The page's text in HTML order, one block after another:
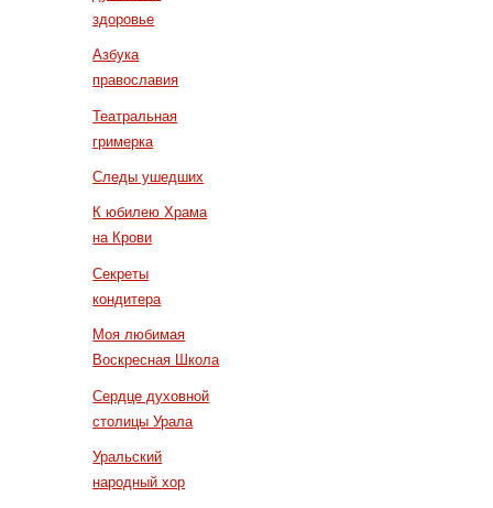
здоровье
Азбука
православия
Театральная
гримерка
Следы ушедших
К юбилею Храма
на Крови
Секреты
кондитера
Моя любимая
Воскресная Школа
Сердце духовной
столицы Урала
Уральский
народный хор